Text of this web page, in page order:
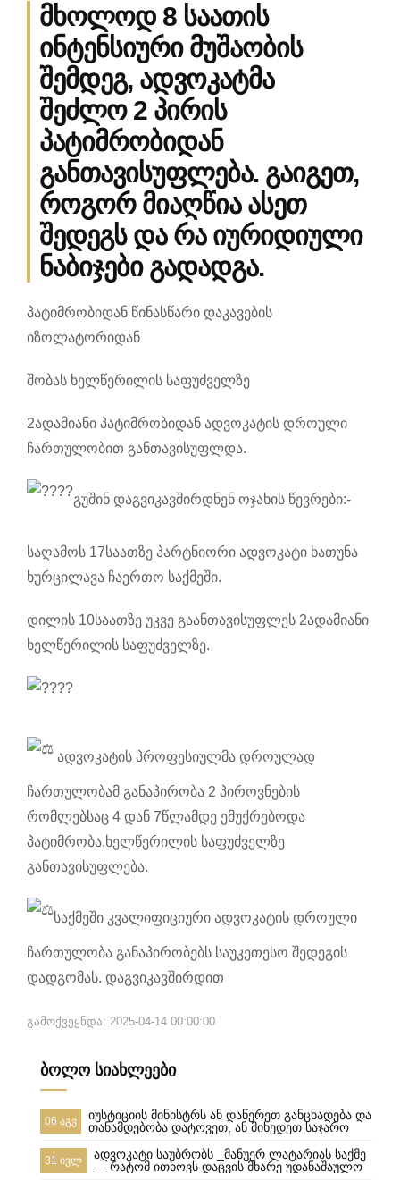
მხოლოდ 8 საათის
ინტენსიური მუშაობის
შემდეგ, ადვოკატმა
შეძლო 2 პირის
პატიმრობიდან
განთავისუფლება. გაიგეთ,
როგორ მიაღწია ასეთ
შედეგს და რა იურიდიული
ნაბიჯები გადადგა.
პატიმრობიდან წინასწარი დაკავების
იზოლატორიდან
შობას ხელწერილის საფუძველზე
2ადამიანი პატიმრობიდან ადვოკატის დროული
ჩართულობით განთავისუფლდა.
გუშინ დაგვიკავშირდნენ ოჯახის წევრები:-
საღამოს 17საათზე პარტნიორი ადვოკატი ხათუნა
ხურცილავა ჩაერთო საქმეში.
დილის 10საათზე უკვე გაანთავისუფლეს 2ადამიანი
ხელწერილის საფუძველზე.
ადვოკატის პროფესიულმა დროულად
ჩართულობამ განაპირობა 2 პიროვნების
რომლებსაც 4 დან 7წლამდე ემუქრებოდა
პატიმრობა,ხელწერილის საფუძველზე
განთავისუფლება.
საქმეში კვალიფიციური ადვოკატის დროული
ჩართულობა განაპირობებს საუკეთესო შედეგის
დადგომას. დაგვიკავშირდით
გამოქვეყნდა: 2025-04-14 00:00:00
ბოლო სიახლეები
06 აგვ
იუსტიციის მინისტრს ან დაწერეთ განცხადება და
თანამდებობა დატოვეთ, ან მიხედეთ საჯარო
31 ივლ
ადვოკატი საუბრობს _მანუერ ლატარიას საქმე
— რატომ ითხოვს დაცვის მხარე უდანაშაულო